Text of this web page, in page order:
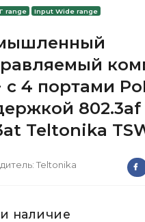
range Input Wide range
с 4 портами
802.3af
Teltonika
Teltonika
наличие